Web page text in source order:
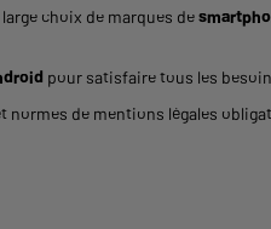
choix de marques de
pour satisfaire tous les
de mentions légales